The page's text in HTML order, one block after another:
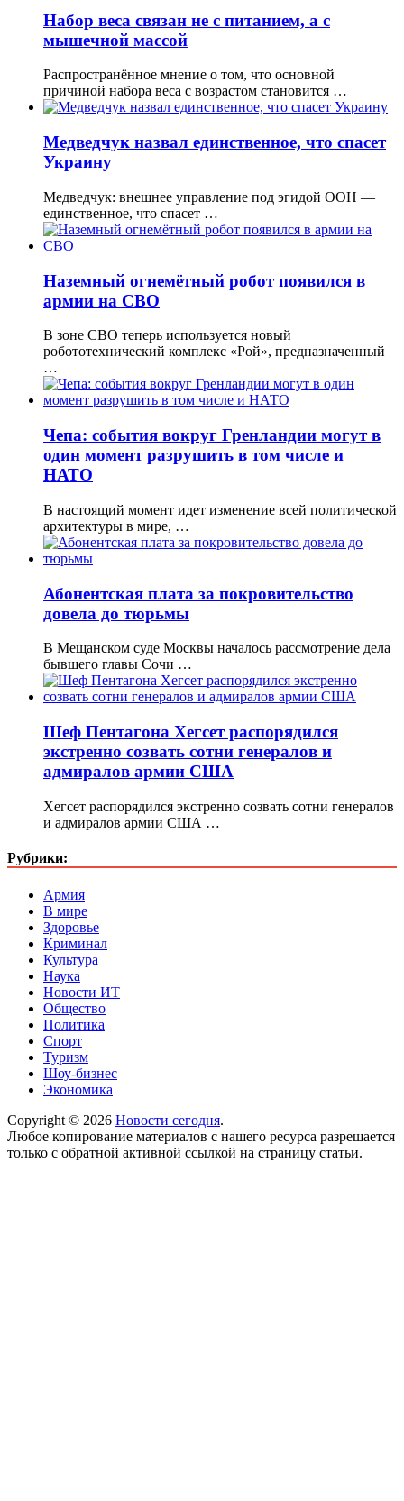
Набор веса связан не с питанием, а с
мышечной массой
Распространённое мнение о том, что основной
причиной набора веса с возрастом становится …
Медведчук назвал единственное, что спасет
Украину
Медведчук: внешнее управление под эгидой ООН —
единственное, что спасет …
Наземный огнемётный робот появился в
армии на СВО
В зоне СВО теперь используется новый
робототехнический комплекс «Рой», предназначенный
…
Чепа: события вокруг Гренландии могут в
один момент разрушить в том числе и
НАТО
В настоящий момент идет изменение всей политической
архитектуры в мире, …
Абонентская плата за покровительство
довела до тюрьмы
В Мещанском суде Москвы началось рассмотрение дела
бывшего главы Сочи …
Шеф Пентагона Хегсет распорядился
экстренно созвать сотни генералов и
адмиралов армии США
Хегсет распорядился экстренно созвать сотни генералов
и адмиралов армии США …
Рубрики:
Армия
В мире
Здоровье
Криминал
Культура
Наука
Новости ИТ
Общество
Политика
Спорт
Туризм
Шоу-бизнес
Экономика
Copyright © 2026 Новости сегодня.
Любое копирование материалов с нашего ресурса разрешается
только с обратной активной ссылкой на страницу статьи.